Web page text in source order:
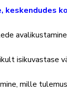
keskendudes
isikuvastase
mille